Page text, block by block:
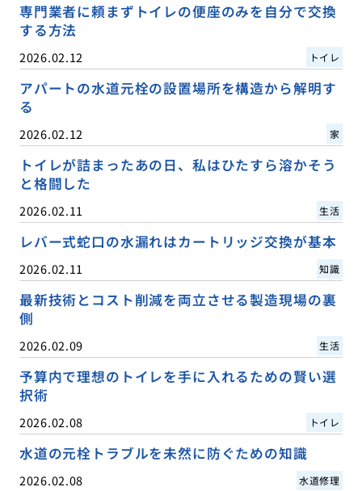
専門業者に頼まずトイレの便座のみを自分で交換
する方法
2026.02.12 トイレ
アパートの水道元栓の設置場所を構造から解明す
る
2026.02.12 家
トイレが詰まったあの日、私はひたすら溶かそう
と格闘した
2026.02.11 生活
レバー式蛇口の水漏れはカートリッジ交換が基本
2026.02.11 知識
最新技術とコスト削減を両立させる製造現場の裏
側
2026.02.09 生活
予算内で理想のトイレを手に入れるための賢い選
択術
2026.02.08 トイレ
水道の元栓トラブルを未然に防ぐための知識
2026.02.08 水道修理